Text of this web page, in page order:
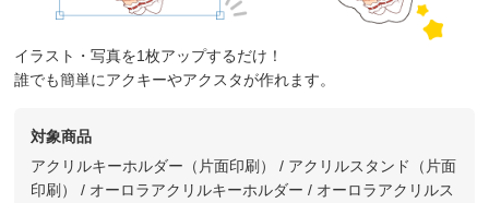
イラスト・写真を1枚アップするだけ！
誰でも簡単にアクキーやアクスタが作れます。
対象商品
アクリルキーホルダー（片面印刷） / アクリルスタンド（片面
印刷） / オーロラアクリルキーホルダー / オーロラアクリルス